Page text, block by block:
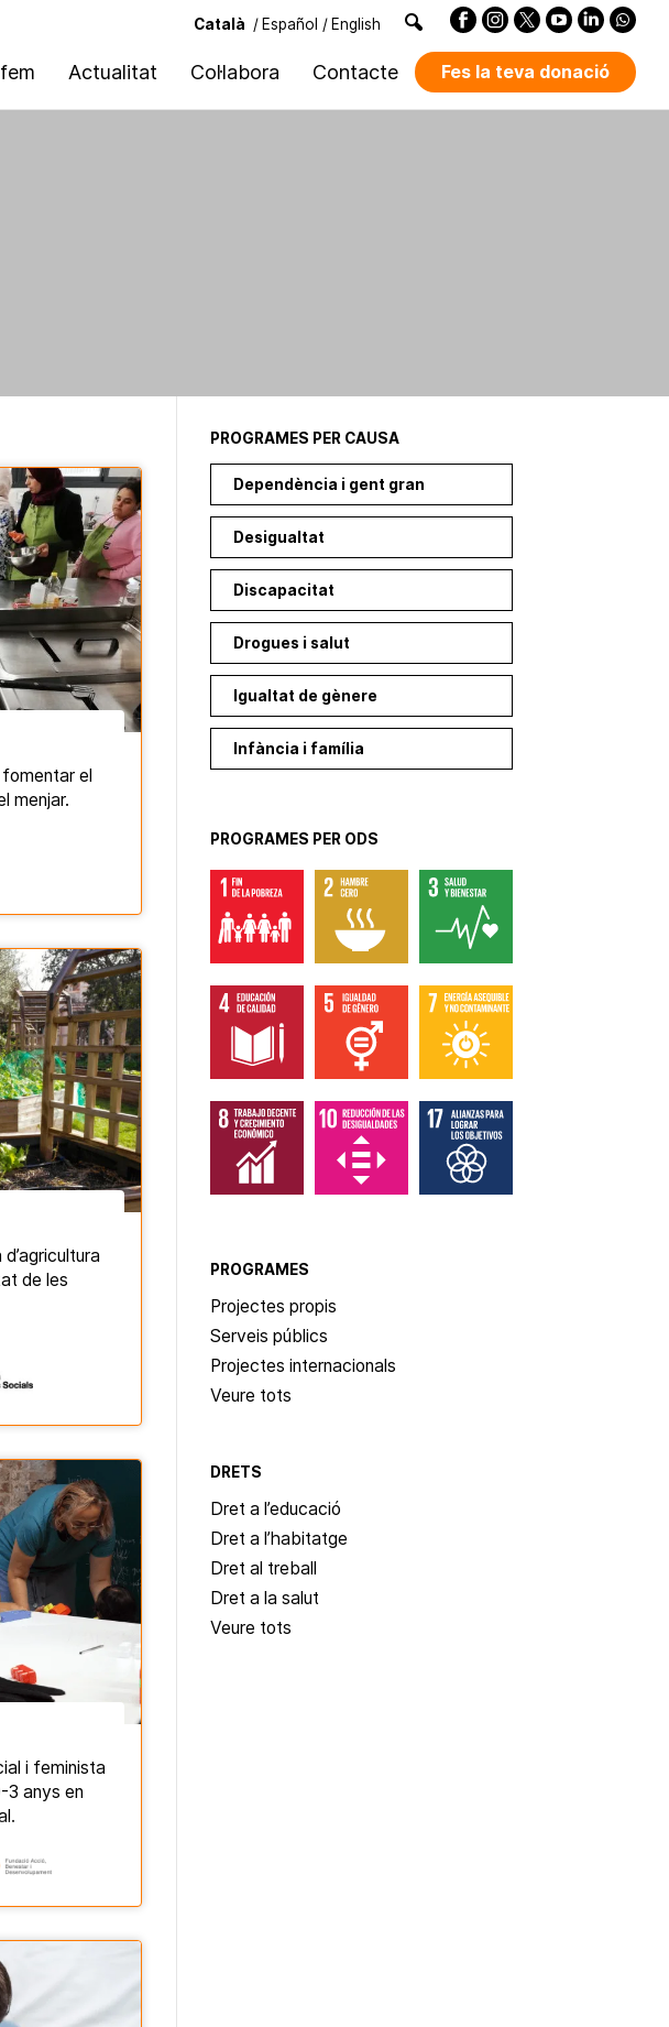
Català / Español / English
Actualitat Col·labora Contacte Fes la teva donació
el
menjar.
de les
i feminista
3 anys en
PROGRAMES PER CAUSA
Dependència i gent gran
Desigualtat
Discapacitat
Drogues i salut
Igualtat de gènere
Infància i família
PROGRAMES PER ODS
PROGRAMES
Projectes propis
Serveis públics
Projectes internacionals
Veure tots
DRETS
Dret a l’educació
Dret a l’habitatge
Dret al treball
Dret a la salut
Veure tots